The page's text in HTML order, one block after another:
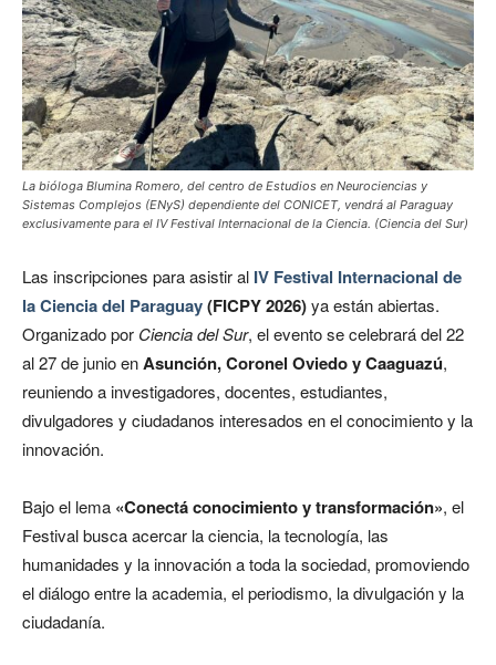
La bióloga Blumina Romero, del centro de Estudios en Neurociencias y
Sistemas Complejos (ENyS) dependiente del CONICET, vendrá al Paraguay
exclusivamente para el IV Festival Internacional de la Ciencia. (Ciencia del Sur)
Las inscripciones para asistir al IV Festival Internacional de
la Ciencia del Paraguay(FICPY 2026)ya están abiertas.
Organizado por Ciencia del Sur, el evento se celebrará del 22
al 27 de junio enAsunción, Coronel Oviedo y Caaguazú,
reuniendo a investigadores, docentes, estudiantes,
divulgadores y ciudadanos interesados en el conocimiento y la
innovación.
Bajo el lema «Conectá conocimiento y transformación», el
Festival busca acercar la ciencia, la tecnología, las
humanidades y la innovación a toda la sociedad, promoviendo
el diálogo entre la academia, el periodismo, la divulgación y la
ciudadanía.